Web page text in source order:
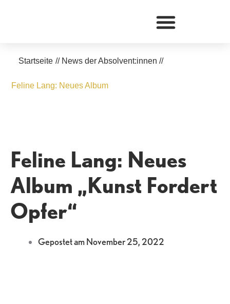
Startseite // News der Absolvent:innen //
Feline Lang: Neues Album
Feline Lang: Neues
Album „Kunst Fordert
Opfer“
Gepostet amNovember 25, 2022